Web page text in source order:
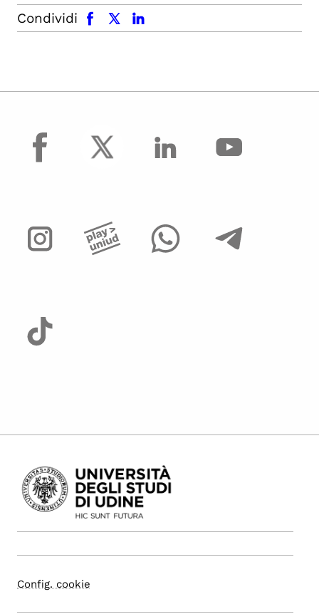
Condividi
facebook x.com linkedin
facebook
Config. cookie